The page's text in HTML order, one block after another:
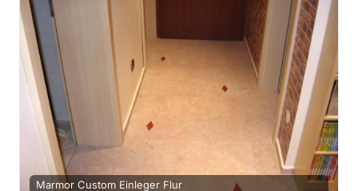
Marmor Custom Einleger Flur